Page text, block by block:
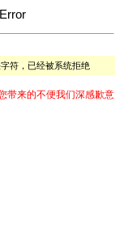
符，已经被系统拒绝
带来的不便我们深感歉意